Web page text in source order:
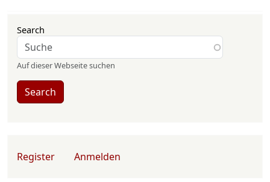
Search
Auf dieser Webseite suchen
Search
User account menu
Register Anmelden